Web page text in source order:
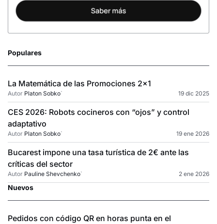
Populares
La Matemática de las Promociones 2×1
Autor Platon Sobko` 19 dic 2025
CES 2026: Robots cocineros con “ojos” y control
adaptativo
Autor Platon Sobko` 19 ene 2026
Bucarest impone una tasa turística de 2€ ante las
críticas del sector
Autor Pauline Shevchenko` 2 ene 2026
Nuevos
Pedidos con código QR en horas punta en el